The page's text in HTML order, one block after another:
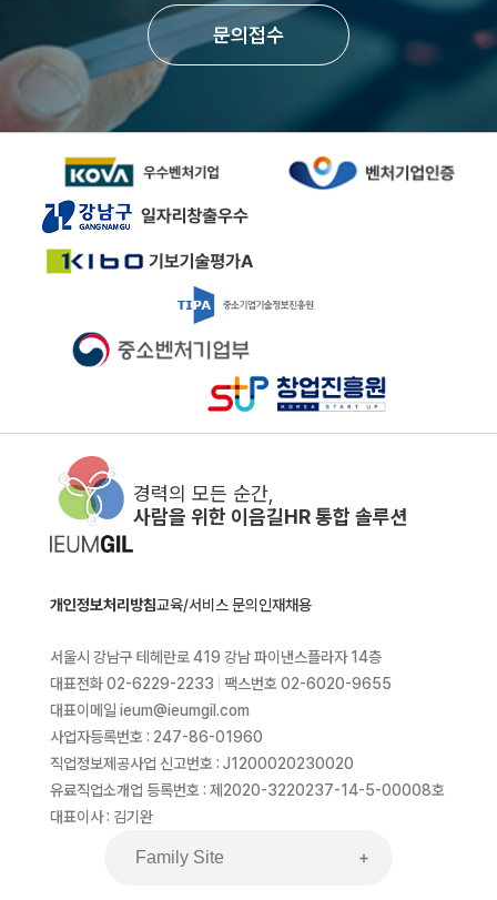
문의접수
경력의 모든 순간,
사람을 위한 이음길HR 통합 솔루션
개인정보처리방침교육/서비스 문의 인재채용
서울시 강남구 테헤란로 419 강남 파이낸스플라자 14층
대표전화 02-6229-2233
팩스번호 02-6020-9655
대표이메일 ieum@ieumgil.com
사업자등록번호 : 247-86-01960
직업정보제공사업 신고번호 : J1200020230020
유료직업소개업 등록번호 : 제2020-3220237-14-5-00008호
대표이사 : 김기완